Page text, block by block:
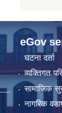
eGov
घटना दर्ता
व्यक्तिगत
सामाजिक
नागरिक